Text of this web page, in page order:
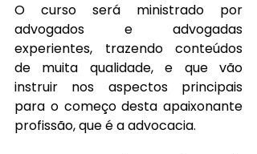
O curso será ministrado por
advogados e advogadas
experientes, trazendo conteúdos
de muita qualidade, e que vão
instruir nos aspectos principais
para o começo desta apaixonante
profissão, que é a advocacia.